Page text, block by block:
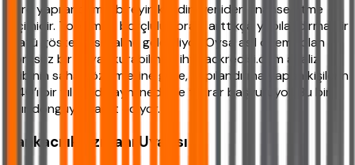
Borç yapılandırma, bireyin kendini yeniden finanse etme
biçimidir. Toplumda borçluluk oranı arttıkça yapılandırma bir
statü göstergesi haline gelebiliyor. Oysa asıl önemli olan
borçsuz bir hayat kurabilmek. ihtiyackredisi.com analiz
ekibinin saha gözlemlerine göre, yapılandırma yapan kişilerin
%40’ı bir yıl içinde aynı nedenle tekrar başvuruyor. Bu bir
kısır döngüye işaret ediyor.
Bankacılık Uzmanı Uyarısı